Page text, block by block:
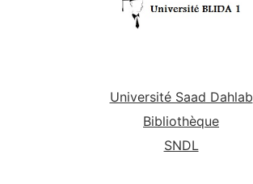
Université Saad Dahlab
Bibliothèque
SNDL